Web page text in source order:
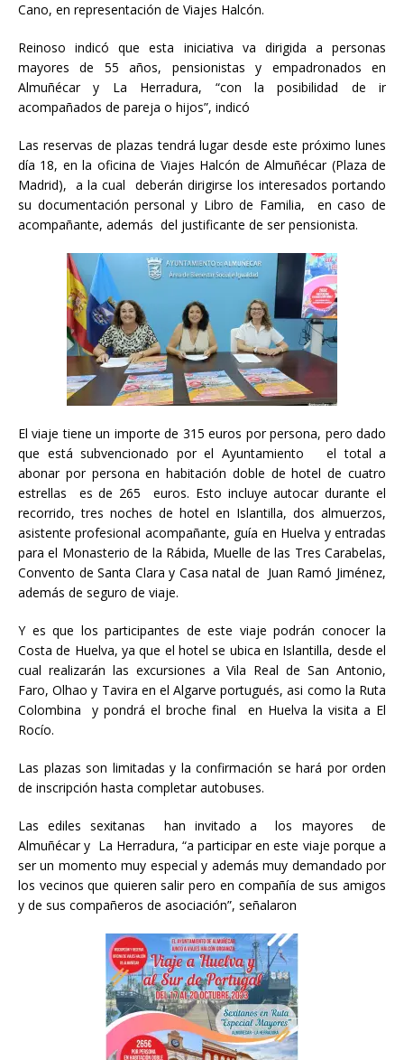
Cano, en representación de Viajes Halcón.
Reinoso indicó que esta iniciativa va dirigida a personas
mayores de 55 años, pensionistas y empadronados en
Almuñécar y La Herradura, “con la posibilidad de ir
acompañados de pareja o hijos”, indicó
Las reservas de plazas tendrá lugar desde este próximo lunes
día 18, en la oficina de Viajes Halcón de Almuñécar (Plaza de
Madrid), a la cual deberán dirigirse los interesados portando
su documentación personal y Libro de Familia, en caso de
acompañante, además del justificante de ser pensionista.
El viaje tiene un importe de 315 euros por persona, pero dado
que está subvencionado por el Ayuntamiento el total a
abonar por persona en habitación doble de hotel de cuatro
estrellas es de 265 euros. Esto incluye autocar durante el
recorrido, tres noches de hotel en Islantilla, dos almuerzos,
asistente profesional acompañante, guía en Huelva y entradas
para el Monasterio de la Rábida, Muelle de las Tres Carabelas,
Convento de Santa Clara y Casa natal de Juan Ramó Jiménez,
además de seguro de viaje.
Y es que los participantes de este viaje podrán conocer la
Costa de Huelva, ya que el hotel se ubica en Islantilla, desde el
cual realizarán las excursiones a Vila Real de San Antonio,
Faro, Olhao y Tavira en el Algarve portugués, asi como la Ruta
Colombina y pondrá el broche final en Huelva la visita a El
Rocío.
Las plazas son limitadas y la confirmación se hará por orden
de inscripción hasta completar autobuses.
Las ediles sexitanas han invitado a los mayores de
Almuñécar y La Herradura, “a participar en este viaje porque a
ser un momento muy especial y además muy demandado por
los vecinos que quieren salir pero en compañía de sus amigos
y de sus compañeros de asociación”, señalaron